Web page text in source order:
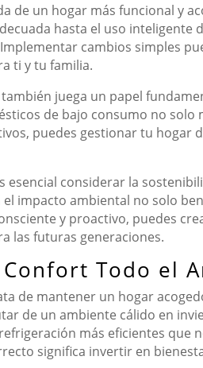
de un hogar más funcional y
hasta el uso inteligente
cambios simples
ti y tu familia.
juega un papel
de bajo consumo no
puedes gestionar tu hogar
esencial considerar la
el impacto ambiental no solo
y proactivo, puedes
las futuras generaciones.
Todo el
de mantener un hogar
de un ambiente cálido en
más eficientes
significa invertir en